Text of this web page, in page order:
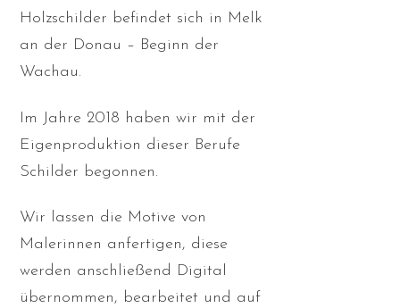
Holzschilder befindet sich in Melk
an der Donau – Beginn der
Wachau.
Im Jahre 2018 haben wir mit der
Eigenproduktion dieser Berufe
Schilder begonnen.
Wir lassen die Motive von
Malerinnen anfertigen, diese
werden anschließend Digital
übernommen, bearbeitet und auf